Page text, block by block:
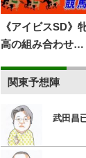
《アイビスSD》
高の組み合わせ…
関東予想陣
武田昌